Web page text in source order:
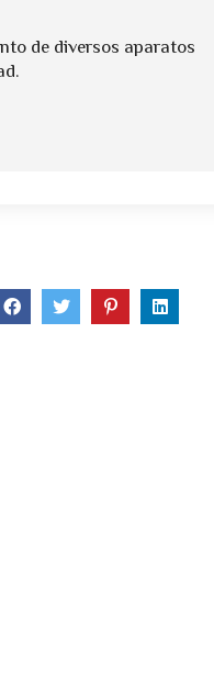
de diversos aparatos